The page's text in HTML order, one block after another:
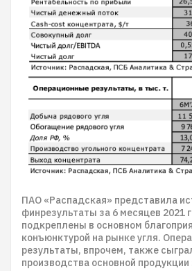
ПАО «Распадская» представила
финрезультаты за 6 месяцев 2021
подкреплены в основном
конъюнктурой на рынке угля.
результаты, впрочем, также
производства основной